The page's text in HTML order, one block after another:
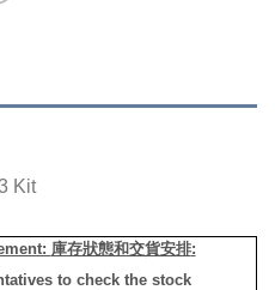
Kit
庫存狀態和交貨安排:
to check the stock